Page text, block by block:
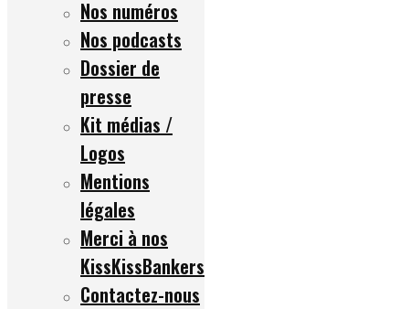
Nos numéros
Nos podcasts
Dossier de
presse
Kit médias /
Logos
Mentions
légales
Merci à nos
KissKissBankers
Contactez-nous